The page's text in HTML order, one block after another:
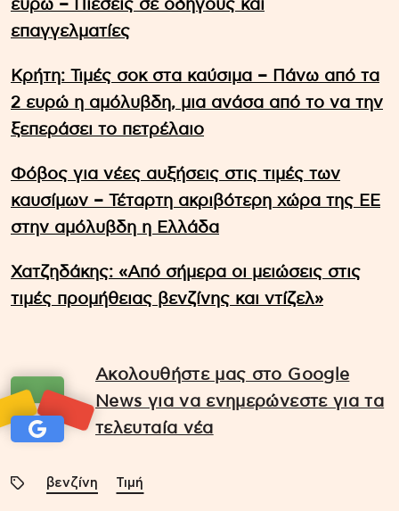
ευρώ – Πιέσεις σε οδηγούς και
επαγγελματίες
Κρήτη: Τιμές σοκ στα καύσιμα – Πάνω από τα
2 ευρώ η αμόλυβδη, μια ανάσα από το να την
ξεπεράσει το πετρέλαιο
Φόβος για νέες αυξήσεις στις τιμές των
καυσίμων – Τέταρτη ακριβότερη χώρα της ΕΕ
στην αμόλυβδη η Ελλάδα
Χατζηδάκης: «Από σήμερα οι μειώσεις στις
τιμές προμήθειας βενζίνης και ντίζελ»
Ακολουθήστε μας στο Google
News για να ενημερώνεστε για τα
τελευταία νέα
βενζίνη Τιμή